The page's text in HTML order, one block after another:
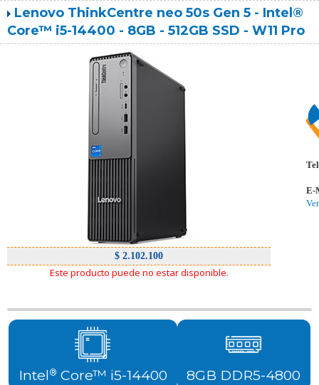
Lenovo ThinkCentre neo 50s Gen 5 - Intel®
Core™ i5-14400 - 8GB - 512GB SSD - W11 Pro
$ 2.102.100
Este producto puede no estar disponible.
Tel
E-
Intel® Core™ i5-14400 8GB DDR5-4800